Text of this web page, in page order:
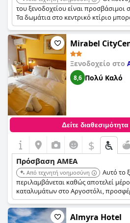
του ξενοδοχείου είναι προσβάσιμοι
Τα δωμάτια στο κεντρικό κτίριο
για επισκέπτες με μειωμένη
χειρολαβές κατόπιν αιτήματος.
μπάνιο για άτομα με αναπηρία.
Mirabel
Ξενοδοχείο στο
8,6 Πολύ Καλό
Δείτε διαθεσιμότητα
$
Πρόσβαση ΑΜΕΑ
Από τεχνητή νοημοσύνη
Αυτό το
περιλαμβάνεται καθώς αποτελεί
καταλυμάτων στο Αργοστόλι,
για την υποστήριξη επισκεπτών με
προσβασιμότητας.
Almyra Hotel